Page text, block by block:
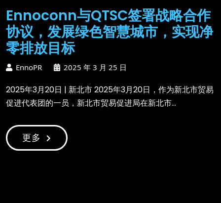
Ennoconn与QTSC签署战略合作
协议，发展绿色智慧城市，实现净
零排放目标
EnnoPR 2025 年 3 月 25 日
2025年3月20日 | 新北市 2025年3月20日，作为新北市贸易
促进代表团的一员，新北市贸易促进局在新北市...
更多